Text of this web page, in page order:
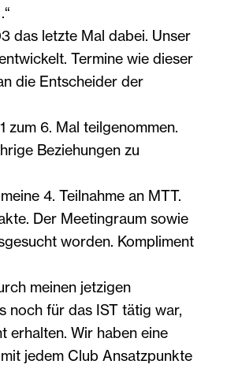
das letzte Mal dabei. Unser
Termine wie dieser
die Entscheider der
zum 6. Mal teilgenommen.
Beziehungen zu
4. Teilnahme an MTT.
Der Meetingraum sowie
worden. Kompliment
meinen jetzigen
noch für das IST tätig war,
erhalten. Wir haben eine
jedem Club Ansatzpunkte